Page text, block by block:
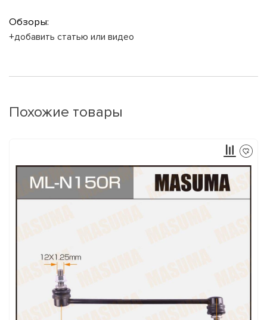
Обзоры:
+добавить статью или видео
Похожие товары